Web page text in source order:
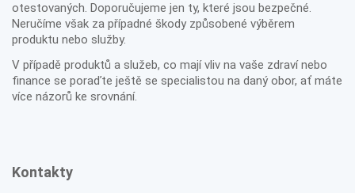
otestovaných. Doporučujeme jen ty, které jsou bezpečné.
Neručíme však za případné škody způsobené výběrem
produktu nebo služby.
V případě produktů a služeb, co mají vliv na vaše zdraví nebo
finance se poraďte ještě se specialistou na daný obor, ať máte
více názorů ke srovnání.
Kontakty